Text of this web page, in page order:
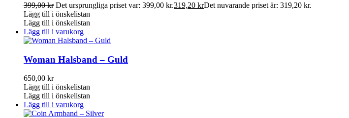
399,00kr Det ursprungliga priset var: 399,00 kr.319,20 krDet nuvarande priset är: 319,20 kr.
Lägg till i önskelistan
Lägg till i önskelistan
Lägg till i varukorg
Woman Halsband – Guld
650,00 kr
Lägg till i önskelistan
Lägg till i önskelistan
Lägg till i varukorg